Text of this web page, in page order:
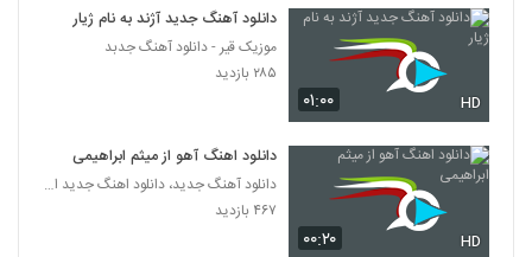
2143
دانلود آهنگ جدید و زیبای علیرضا عباس زاده با
نام فنجون برعکس
Delfani Khab)
۳۳۳ بازدید
2145
آهنگ سعید کشاورز بنام ایده آل
۳۸۳ بازدید
۰۱:۰۰ HD
دانلود آهنگ جدید آژند به نام ژیار
موزیک قیر - دانلود آهنگ جدبد
۲۸۵ بازدید
۰۰:۲۰ HD
دانلود اهنگ آهو از میثم ابراهیمی
دانلود آهنگ جدید، دانلود اهنگ جدید ایرانی
۴۶۷ بازدید